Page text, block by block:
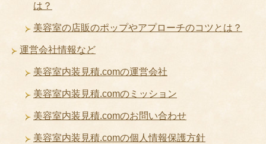
は？
美容室の店販のポップやアプローチのコツとは？
運営会社情報など
美容室内装見積.comの運営会社
美容室内装見積.comのミッション
美容室内装見積.comのお問い合わせ
美容室内装見積.comの個人情報保護方針